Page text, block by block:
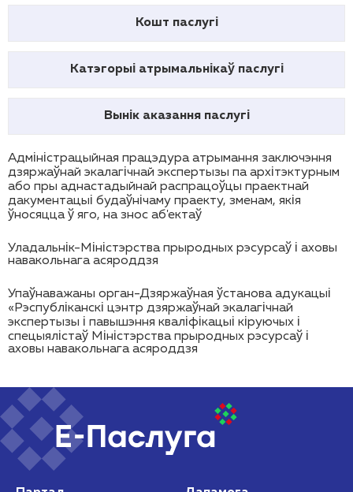
Кошт паслугі
Катэгорыі атрымальнікаў паслугі
Вынік аказання паслугі
Адміністрацыйная працэдура атрымання заключэння
дзяржаўнай экалагічнай экспертызы па архітэктурным
або пры аднастадыйнай распрацоўцы праектнай
дакументацыі будаўнічаму праекту, зменам, якія
ўносяцца ў яго, на знос аб'ектаў
Уладальнік-Міністэрства прыродных рэсурсаў і аховы
навакольнага асяроддзя
Упаўнаважаны орган-Дзяржаўная ўстанова адукацыі
«Рэспубліканскі цэнтр дзяржаўнай экалагічнай
экспертызы і павышэння кваліфікацыі кіруючых і
спецыялістаў Міністэрства прыродных рэсурсаў і
аховы навакольнага асяроддзя